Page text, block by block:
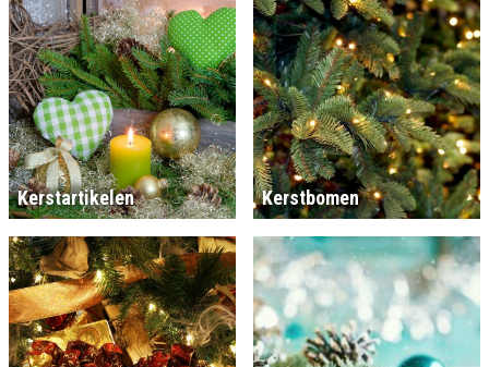
Kerstartikelen Kerstbomen